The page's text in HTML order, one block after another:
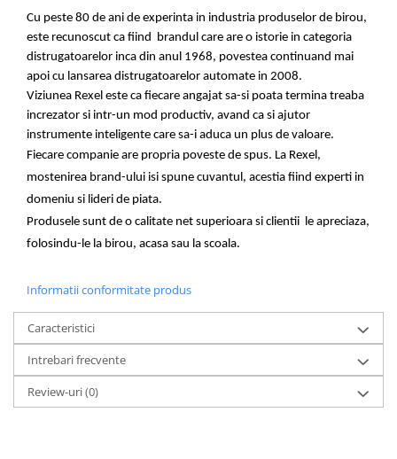
Cu peste 80 de ani de experinta in industria produselor de birou,
este recunoscut ca fiind brandul care are o istorie in categoria
distrugatoarelor inca din anul 1968, povestea continuand mai
apoi cu lansarea distrugatoarelor automate in 2008.
Viziunea Rexel este ca fiecare angajat sa-si poata termina treaba
increzator si intr-un mod productiv, avand ca si ajutor
instrumente inteligente care sa-i aduca un plus de valoare.
Fiecare companie are propria poveste de spus. La Rexel,
mostenirea brand-ului isi spune cuvantul , acestia fiind experti in
domeniu si lideri de piata.
Produsele sunt de o calitate net superioara si clientii le apreciaza,
folosindu-le la birou, acasa sau la scoala.
Informatii conformitate produs
Caracteristici
Intrebari frecvente
Review-uri(0)